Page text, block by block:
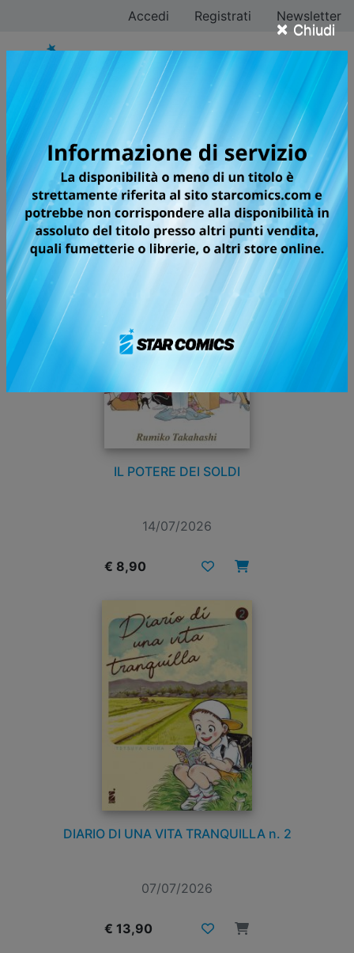
× Chiudi
Accedi Registrati Newsletter
Tutti i fumetti della
categoria Manga /
Seinen
IL POTERE DEI SOLDI
14/07/2026
€ 8,90
DIARIO DI UNA VITA TRANQUILLA n. 2
07/07/2026
€ 13,90